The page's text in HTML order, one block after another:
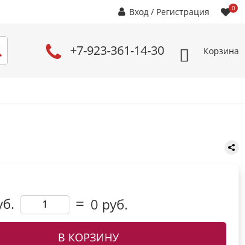
Вход / Регистрация 0
+7-923-361-14-30 Корзина
0 руб.
В КОРЗИНУ